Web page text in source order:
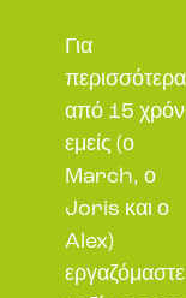
Για
περισσότερα
από 15
εμείς (ο
March, ο
Joris και ο
Alex)
εργαζόμαστε